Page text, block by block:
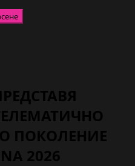
ПОКОЛЕНИЕ
2026